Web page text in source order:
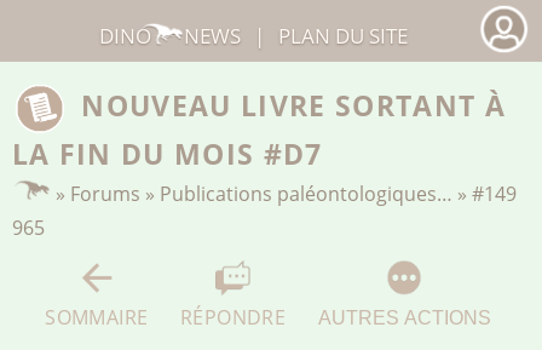
NOUVEAU LIVRE SORTANT À
LA FIN DU MOIS #D7
» Forums » Publications paléontologiques… »#149
965
SOMMAIRE RÉPONDRE AUTRES ACTIONS
DINO NEWS | PLAN DU SITE